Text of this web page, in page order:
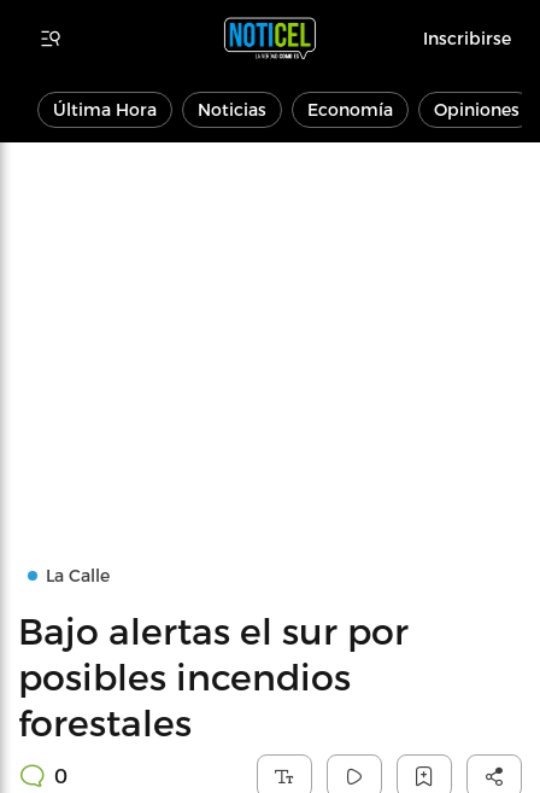
Inscribirse
Última Hora Noticias Economía Opiniones
La Calle
Bajo alertas el sur por
posibles incendios
forestales
0